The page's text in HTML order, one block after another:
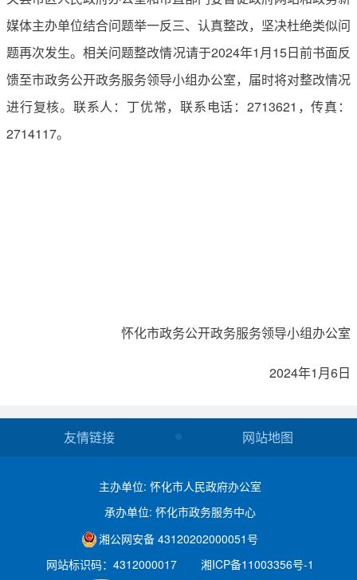
媒体主办单位结合问题举一反三、认真整改，坚决杜绝类似问
题再次发生。相关问题整改情况请于2024年1月15日前书面反
馈至市政务公开政务服务领导小组办公室，届时将对整改情况
进行复核。联系人：丁优常，联系电话：2713621，传真：
2714117。
怀化市政务公开政务服务领导小组办公室
2024年1月6日
友情链接 网站地图
主办单位: 怀化市人民政府办公室
承办单位: 怀化市政务服务中心
湘公网安备 43120202000051号
网站标识码：4312000017
湘ICP备11003356号-1